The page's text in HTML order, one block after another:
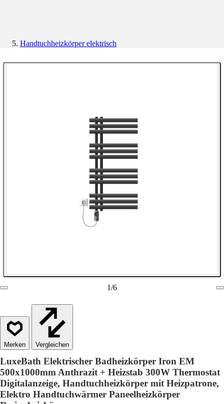
Handtuchheizkörper elektrisch
1/6
Vergleichen
LuxeBath Elektrischer Badheizkörper Iron EM
500x1000mm Anthrazit + Heizstab 300W Thermostat
Digitalanzeige, Handtuchheizkörper mit Heizpatrone,
Elektro Handtuchwärmer Paneelheizkörper